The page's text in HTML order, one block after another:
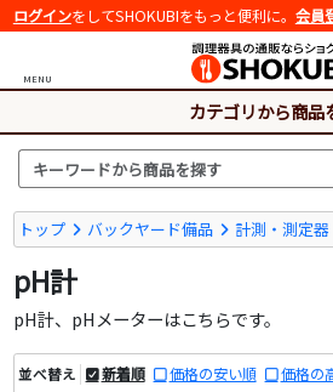
ログインをしてSHOKUBIをもっと便利に。 会員
MENU
カテゴリから商品
トップ バックヤード備品 計測・測定器
pH計
pH計、pHメーターはこちらです。
並べ替え 新着順 価格の安い順 価格の